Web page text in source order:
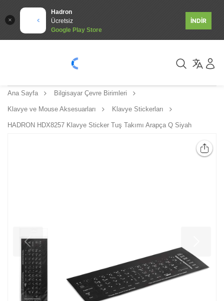
Hadron
Ücretsiz
Google Play Store
İNDİR
Ana Sayfa Bilgisayar Çevre Birimleri
Klavye ve Mouse Aksesuarları Klavye Stickerları
HADRON HDX8257 Klavye Sticker Tuş Takımı Arapça Q Siyah